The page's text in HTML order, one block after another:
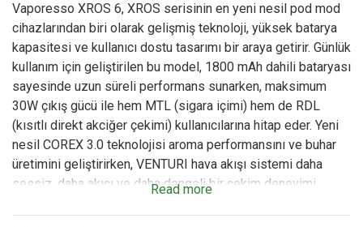
Vaporesso XROS 6, XROS serisinin en yeni nesil pod mod
cihazlarından biri olarak gelişmiş teknoloji, yüksek batarya
kapasitesi ve kullanıcı dostu tasarımı bir araya getirir. Günlük
kullanım için geliştirilen bu model, 1800 mAh dahili bataryası
sayesinde uzun süreli performans sunarken, maksimum
30W çıkış gücü ile hem MTL (sigara içimi) hem de RDL
(kısıtlı direkt akciğer çekimi) kullanıcılarına hitap eder. Yeni
nesil COREX 3.0 teknolojisi aroma performansını ve buhar
üretimini geliştirirken, VENTURI hava akışı sistemi daha
sessiz, daha akıcı ve daha dengeli bir çekim deneyimi
Read more